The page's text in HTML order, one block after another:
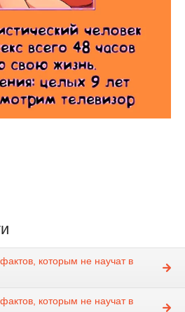
которым не научат в
которым не научат в